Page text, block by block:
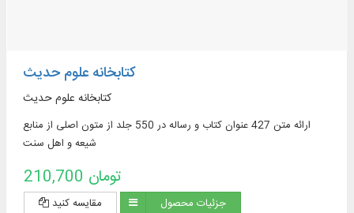
کتابخانه علوم حدیث
کتابخانه علوم حدیث
ارائه متن 427 عنوان کتاب و رساله در 550 جلد از متون اصلی از منابع
شیعه و اهل سنت
210,700 تومان
مقایسه کنید جزئیات محصول